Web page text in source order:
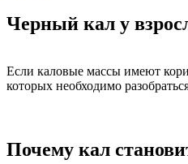
Черный кал у
Если каловые массы имеют
которых необходимо
Почему кал